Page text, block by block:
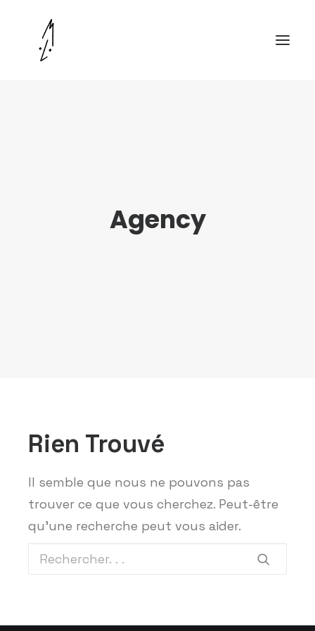
Agency
Rien Trouvé
Il semble que nous ne pouvons pas
trouver ce que vous cherchez. Peut-être
qu'une recherche peut vous aider.